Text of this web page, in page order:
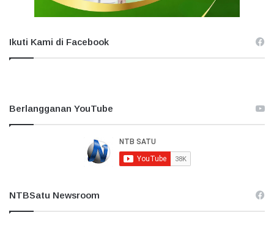
Ikuti Kami di Facebook
Berlangganan YouTube
NTBSatu Newsroom